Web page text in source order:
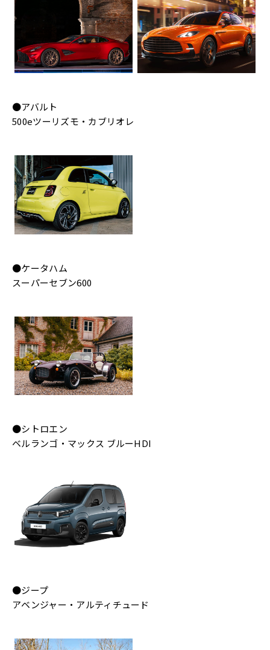
●アバルト
500eツーリズモ・カブリオレ
●ケータハム
スーパーセブン600
●シトロエン
ベルランゴ・マックス ブルーHDI
●ジープ
アベンジャー・アルティチュード